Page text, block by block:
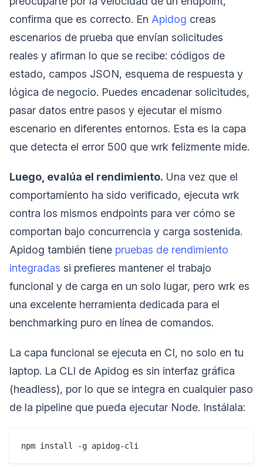
confirma que es correcto. En Apidog creas
escenarios de prueba que envían solicitudes
reales y afirman lo que se recibe: códigos de
estado, campos JSON, esquema de respuesta y
lógica de negocio. Puedes encadenar solicitudes,
pasar datos entre pasos y ejecutar el mismo
escenario en diferentes entornos. Esta es la capa
que detecta el error 500 que wrk felizmente mide.
Luego, evalúa el rendimiento. Una vez que el
comportamiento ha sido verificado, ejecuta wrk
contra los mismos endpoints para ver cómo se
comportan bajo concurrencia y carga sostenida.
Apidog también tiene pruebas de rendimiento
integradas si prefieres mantener el trabajo
funcional y de carga en un solo lugar, pero wrk es
una excelente herramienta dedicada para el
benchmarking puro en línea de comandos.
La capa funcional se ejecuta en CI, no solo en tu
laptop. La CLI de Apidog es sin interfaz gráfica
(headless), por lo que se integra en cualquier paso
de la pipeline que pueda ejecutar Node. Instálala: